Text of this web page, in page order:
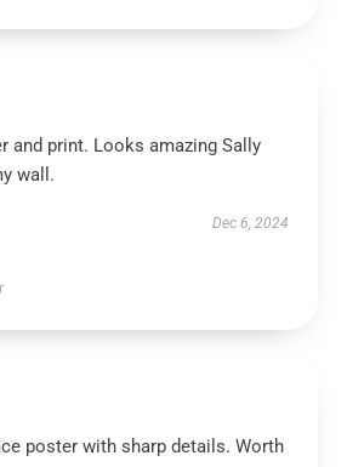
and print. Looks amazing Sally
wall.
Dec 6, 2024
poster with sharp details. Worth